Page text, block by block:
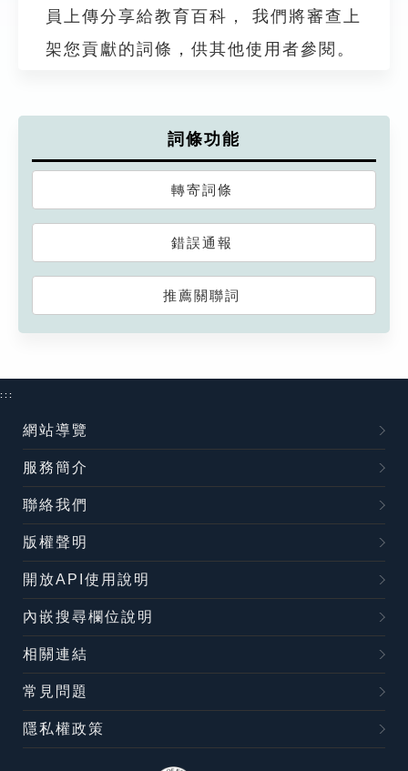
員上傳分享給教育百科， 我們將審查上
架您貢獻的詞條，供其他使用者參閱。
詞條功能
轉寄詞條
錯誤通報
推薦關聯詞
:::
網站導覽
服務簡介
聯絡我們
版權聲明
開放API使用說明
內嵌搜尋欄位說明
相關連結
常見問題
隱私權政策